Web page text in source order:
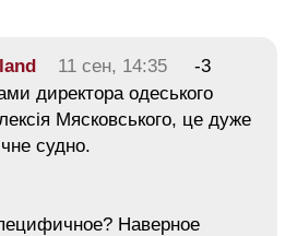
11 сен, 14:35
-3
директора одеського
Мясковського, це дуже
судно.
Наверное